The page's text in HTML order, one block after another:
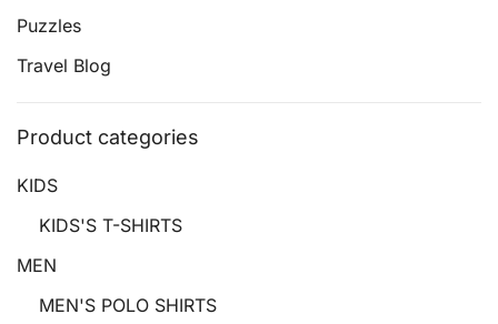
Puzzles
Travel Blog
Product categories
KIDS
KIDS'S T-SHIRTS
MEN
MEN'S POLO SHIRTS